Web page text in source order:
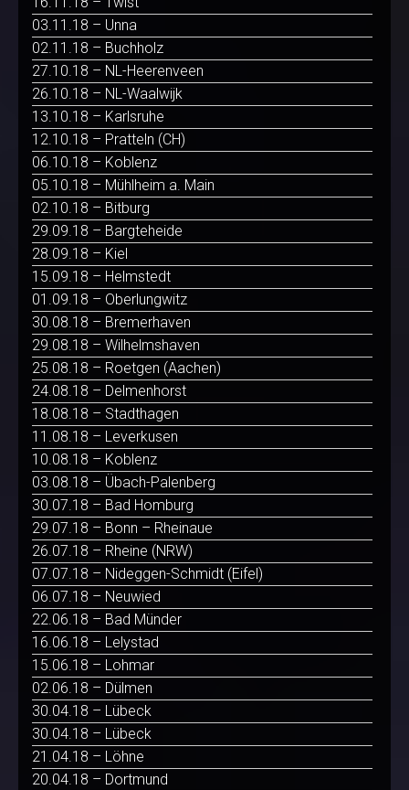
03.11.18 – Unna
02.11.18 – Buchholz
27.10.18 – NL-Heerenveen
26.10.18 – NL-Waalwijk
13.10.18 – Karlsruhe
12.10.18 – Pratteln (CH)
06.10.18 – Koblenz
05.10.18 – Mühlheim a. Main
02.10.18 – Bitburg
29.09.18 – Bargteheide
28.09.18 – Kiel
15.09.18 – Helmstedt
01.09.18 – Oberlungwitz
30.08.18 – Bremerhaven
29.08.18 – Wilhelmshaven
25.08.18 – Roetgen (Aachen)
24.08.18 – Delmenhorst
18.08.18 – Stadthagen
11.08.18 – Leverkusen
10.08.18 – Koblenz
03.08.18 – Übach-Palenberg
30.07.18 – Bad Homburg
29.07.18 – Bonn – Rheinaue
26.07.18 – Rheine (NRW)
07.07.18 – Nideggen-Schmidt (Eifel)
06.07.18 – Neuwied
22.06.18 – Bad Münder
16.06.18 – Lelystad
15.06.18 – Lohmar
02.06.18 – Dülmen
30.04.18 – Lübeck
30.04.18 – Lübeck
21.04.18 – Löhne
20.04.18 – Dortmund